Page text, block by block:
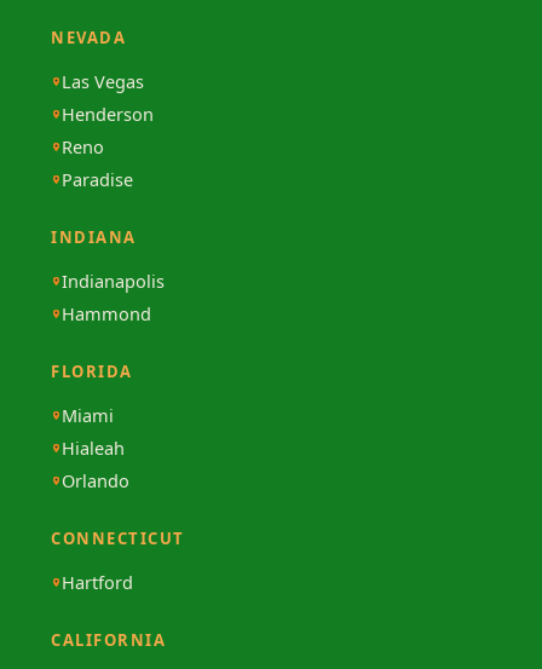
NEVADA
Las Vegas
Henderson
Reno
Paradise
INDIANA
Indianapolis
Hammond
FLORIDA
Miami
Hialeah
Orlando
CONNECTICUT
Hartford
CALIFORNIA